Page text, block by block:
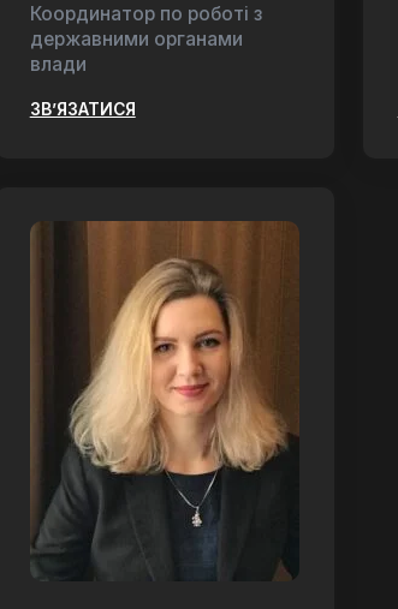
Координатор по роботі з
державними органами
влади
ЗВ’ЯЗАТИСЯ